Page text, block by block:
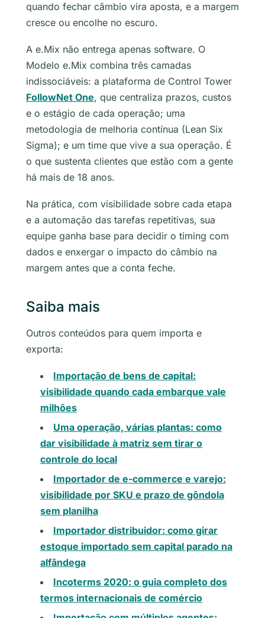
quando fechar câmbio vira aposta, e a margem
cresce ou encolhe no escuro.
A e.Mix não entrega apenas software. O
Modelo e.Mix combina três camadas
indissociáveis: a plataforma de Control Tower
FollowNet One, que centraliza prazos, custos
e o estágio de cada operação; uma
metodologia de melhoria contínua (Lean Six
Sigma); e um time que vive a sua operação. É
o que sustenta clientes que estão com a gente
há mais de 18 anos.
Na prática, com visibilidade sobre cada etapa
e a automação das tarefas repetitivas, sua
equipe ganha base para decidir o timing com
dados e enxergar o impacto do câmbio na
margem antes que a conta feche.
Saiba mais
Outros conteúdos para quem importa e
exporta:
Importação de bens de capital:
visibilidade quando cada embarque vale
milhões
Uma operação, várias plantas: como
dar visibilidade à matriz sem tirar o
controle do local
Importador de e-commerce e varejo:
visibilidade por SKU e prazo de gôndola
sem planilha
Importador distribuidor: como girar
estoque importado sem capital parado na
alfândega
Incoterms 2020: o guia completo dos
termos internacionais de comércio